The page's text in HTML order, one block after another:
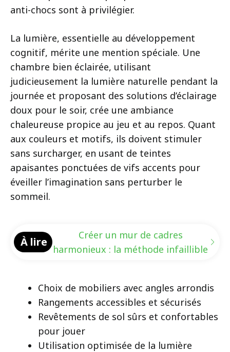
anti-chocs sont à privilégier.
La lumière, essentielle au développement
cognitif, mérite une mention spéciale. Une
chambre bien éclairée, utilisant
judicieusement la lumière naturelle pendant la
journée et proposant des solutions d’éclairage
doux pour le soir, crée une ambiance
chaleureuse propice au jeu et au repos. Quant
aux couleurs et motifs, ils doivent stimuler
sans surcharger, en usant de teintes
apaisantes ponctuées de vifs accents pour
éveiller l’imagination sans perturber le
sommeil.
À lire
Créer un mur de cadres
harmonieux : la méthode infaillible
Choix de mobiliers avec angles arrondis
Rangements accessibles et sécurisés
Revêtements de sol sûrs et confortables
pour jouer
Utilisation optimisée de la lumière